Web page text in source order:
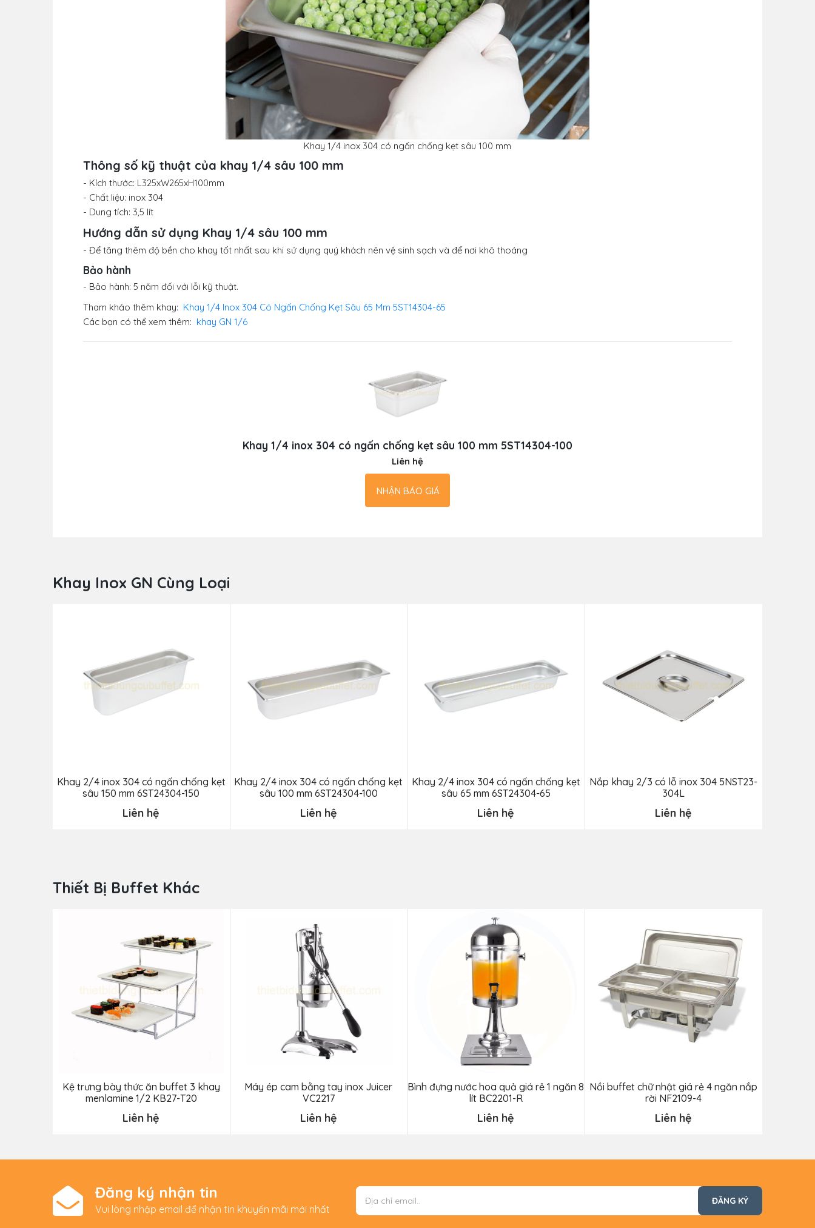
Khay 1/4 inox 304 có ngấn chống kẹt sâu 100 mm
Thông số kỹ thuật của khay 1/4 sâu 100 mm
- Kích thước: L325xW265xH100mm
- Chất liệu: inox 304
- Dung tích: 3,5 lít
Hướng dẫn sử dụng Khay 1/4 sâu 100 mm
- Để tăng thêm độ bền cho khay tốt nhất sau khi sử dụng quý khách nên vệ sinh sạch và để nơi khô thoáng
Bảo hành
- Bảo hành: 5 năm đối với lỗi kỹ thuật.
Tham khảo thêm khay: Khay 1/4 Inox 304 Có Ngấn Chống Kẹt Sâu 65 Mm 5ST14304-65
Các bạn có thể xem thêm: khay GN 1/6
Khay 1/4 inox 304 có ngấn chống kẹt sâu 100 mm 5ST14304-100
Liên hệ
NHẬN BÁO GIÁ
Khay Inox GN Cùng Loại
Khay 2/4 inox 304 có ngấn chống kẹt
sâu 150 mm 6ST24304-150
Liên hệ
Khay 2/4 inox 304 có ngấn chống kẹt
sâu 100 mm 6ST24304-100
Liên hệ
Khay 2/4 inox 304 có ngấn chống kẹt
sâu 65 mm 6ST24304-65
Liên hệ
Nắp khay 2/3 có lỗ inox 304 5NST23-
304L
Liên hệ
Thiết Bị Buffet Khác
Kệ trưng bày thức ăn buffet 3 khay
menlamine 1/2 KB27-T20
Liên hệ
Máy ép cam bằng tay inox Juicer
VC2217
Liên hệ
Bình đựng nước hoa quả giá rẻ 1 ngăn 8
lít BC2201-R
Liên hệ
Nồi buffet chữ nhật giá rẻ 4 ngăn nắp
rời NF2109-4
Liên hệ
Đăng ký nhận tin
Vui lòng nhập email để nhận tin khuyến mãi mới nhất